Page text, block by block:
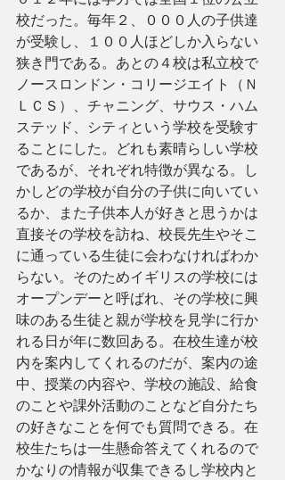
校だった。毎年２、０００人の子供達
が受験し、１００人ほどしか入らない
狭き門である。あとの４校は私立校で
ノースロンドン・コリージエイト（Ｎ
ＬＣＳ）、チャニング、サウス・ハム
ステッド、シティという学校を受験す
ることにした。どれも素晴らしい学校
であるが、それぞれ特徴が異なる。し
かしどの学校が自分の子供に向いてい
るか、また子供本人が好きと思うかは
直接その学校を訪ね、校長先生やそこ
に通っている生徒に会わなければわか
らない。そのためイギリスの学校には
オープンデーと呼ばれ、その学校に興
味のある生徒と親が学校を見学に行か
れる日が年に数回ある。在校生達が校
内を案内してくれるのだが、案内の途
中、授業の内容や、学校の施設、給食
のことや課外活動のことなど自分たち
の好きなことを何でも質問できる。在
校生たちは一生懸命答えてくれるので
かなりの情報が収集できるし学校内と